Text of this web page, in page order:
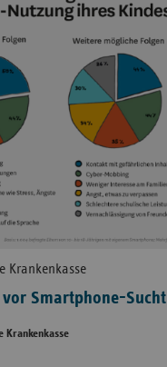
Krankenkasse
vor Smartphone-Sucht
Krankenkasse